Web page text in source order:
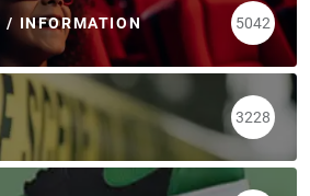
/ INFORMATION 5042
3228